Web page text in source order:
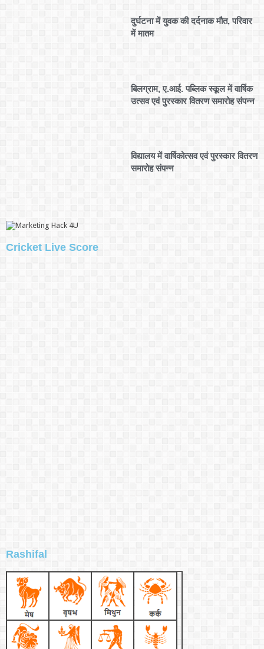
दुर्घटना में युवक की दर्दनाक मौत, परिवार
में मातम
बिलग्राम, ए.आई. पब्लिक स्कूल में वार्षिक
उत्सव एवं पुरस्कार वितरण समारोह संपन्न
विद्यालय में वार्षिकोत्सव एवं पुरस्कार वितरण
समारोह संपन्न
Cricket Live Score
Rashifal